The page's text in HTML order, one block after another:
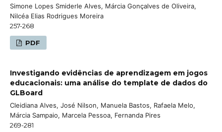
Simone Lopes Smiderle Alves, Márcia Gonçalves de Oliveira,
Nilcéa Elias Rodrigues Moreira
257-268
PDF
Investigando evidências de aprendizagem em jogos
educacionais: uma análise do template de dados do
GLBoard
Cleidiana Alves, José Nilson, Manuela Bastos, Rafaela Melo,
Márcia Sampaio, Marcela Pessoa, Fernanda Pires
269-281